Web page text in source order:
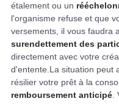
étalement ou un
l'organisme refuse et que
versements, il vous faudra
surendettement des
directement avec votre
d'entente.La situation peut
résilier votre prêt à la
remboursement anticipé